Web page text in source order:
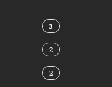
3
2
2